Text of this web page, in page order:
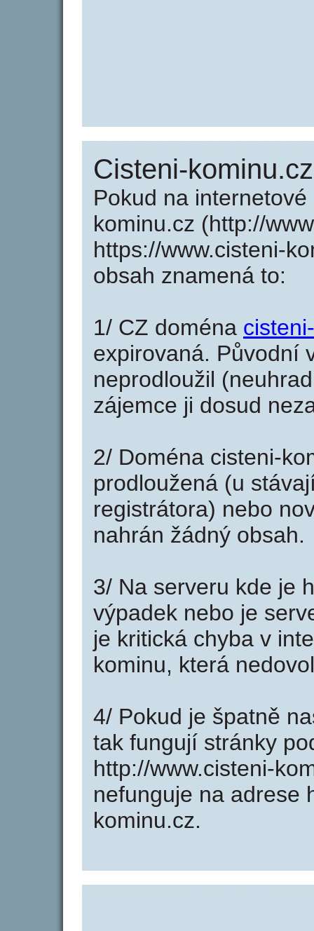
Cisteni-kominu.cz
Pokud na
kominu.cz (http://
https://www.cisteni-
obsah znamená to:
1/ CZ doména
expirovaná. Původní
neprodloužil
zájemce ji dosud
2/ Doména cisteni-
prodloužená (u
registrátora) nebo
nahrán žádný obsah.
3/ Na serveru kde je
výpadek nebo je
je kritická chyba v
kominu, která
4/ Pokud je špatně
tak fungují stránky
http://www.cisteni-
nefunguje na adrese
kominu.cz.